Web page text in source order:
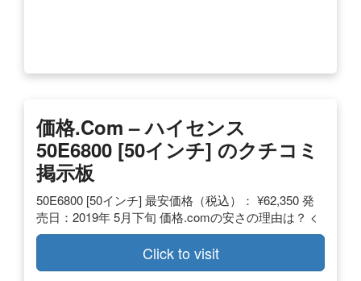
価格.com – ハイセンス
50E6800 [50インチ] のクチコミ
掲示板
50E6800 [50インチ] 最安価格（税込）： ¥62,350 発
売日：2019年 5月下旬 価格.comの安さの理由は？ <
Click to visit